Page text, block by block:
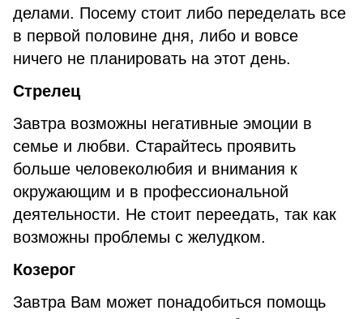
делами. Посему стоит либо переделать все
в первой половине дня, либо и вовсе
ничего не планировать на этот день.
Стрелец
Завтра возможны негативные эмоции в
семье и любви. Старайтесь проявить
больше человеколюбия и внимания к
окружающим и в профессиональной
деятельности. Не стоит переедать, так как
возможны проблемы с желудком.
Козерог
Завтра Вам может понадобиться помощь